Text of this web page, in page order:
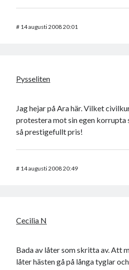
# 14 augusti 2008 20:01
Pysseliten
Jag hejar på Ara här. Vilket
protestera mot sin egen
så prestigefullt pris!
# 14 augusti 2008 20:49
Cecilia N
Bada av låter som skritta av. Att
låter hästen gå på långa tyglar